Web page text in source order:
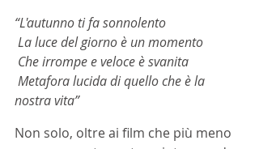
“L'autunno ti fa sonnolento
La luce del giorno è un momento
Che irrompe e veloce è svanita
nostra vita”
Non solo, oltre ai film che più meno